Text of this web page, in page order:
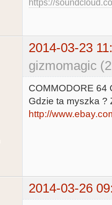
https://
2014-03-23
gizmomagic
COMMODORE 64
Gdzie ta myszka ?
http://
2014-03-26